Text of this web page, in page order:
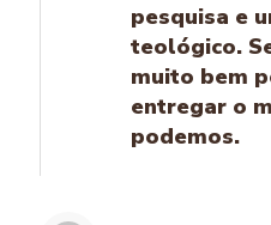
pesquisa e
teológico.
muito bem
entregar o
podemos.